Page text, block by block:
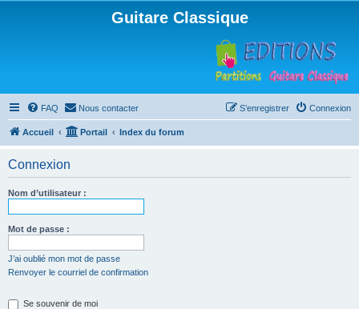
Guitare Classique
FAQ Nous contacter Connexion
S’enregistrer
Accueil Portail Index du forum
Connexion
Nom d’utilisateur :
Mot de passe :
J’ai oublié mon mot de passe
Renvoyer le courriel de confirmation
Se souvenir de moi